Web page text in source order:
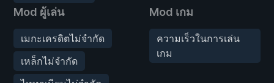
Mod ผู้เล่น
เมกะเครดิตไม่จำกัด
เหล็กไม่จำกัด
Mod เกม
ความเร็วในการเล่น
เกม